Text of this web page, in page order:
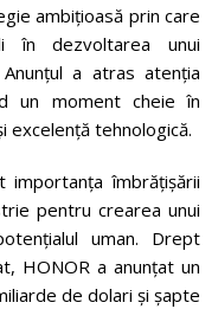
ambițioasă prin care
în dezvoltarea unui
a atras atenția
un moment cheie în
excelență tehnologică.
importanța îmbrățișării
pentru crearea unui
uman. Drept
HONOR a anunțat un
de dolari și șapte